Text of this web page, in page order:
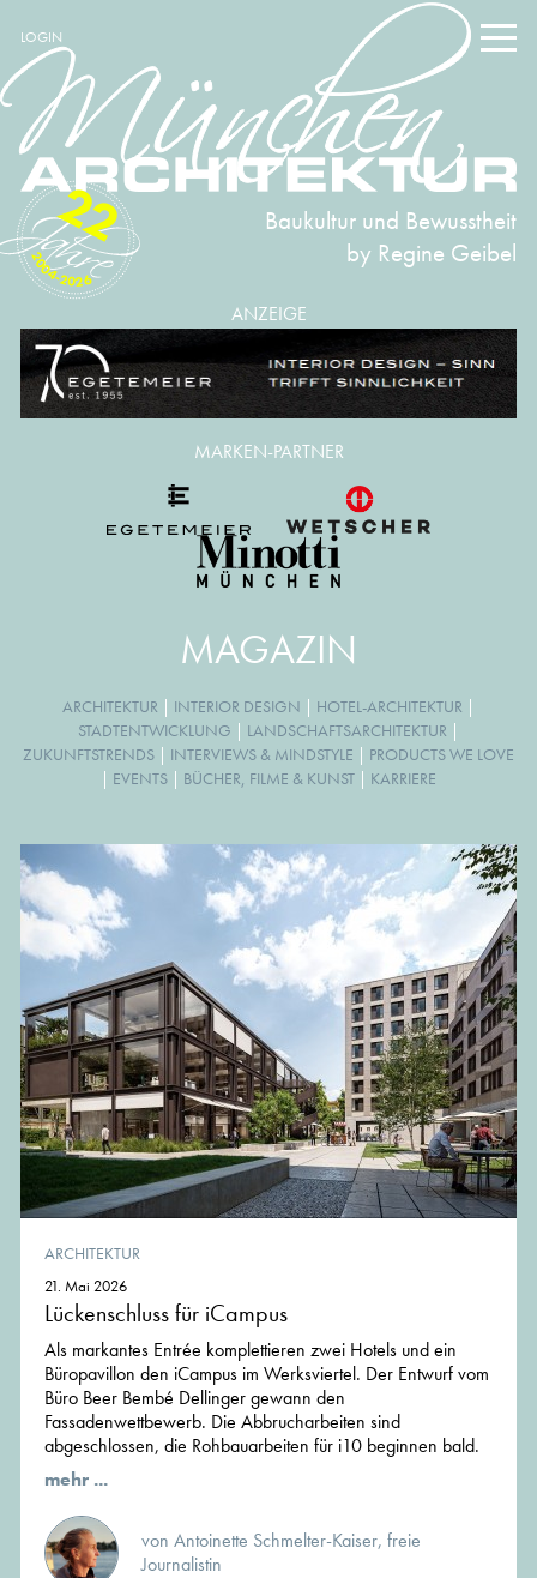
LOGIN
Baukultur und Bewusstheit
by Regine Geibel
2004-2026
22
ANZEIGE
MAGAZIN
ARCHITEKTUR | INTERIOR DESIGN | HOTEL-ARCHITEKTUR |
STADTENTWICKLUNG | LANDSCHAFTSARCHITEKTUR |
ZUKUNFTSTRENDS | INTERVIEWS & MINDSTYLE | PRODUCTS WE LOVE
| EVENTS | BÜCHER, FILME & KUNST | KARRIERE
ARCHITEKTUR
21. Mai 2026
Lückenschluss für iCampus
Als markantes Entrée komplettieren zwei Hotels und ein
Büropavillon den iCampus im Werksviertel. Der Entwurf vom
Büro Beer Bembé Dellinger gewann den
Fassadenwettbewerb. Die Abbrucharbeiten sind
abgeschlossen, die Rohbauarbeiten für i10 beginnen bald.
mehr ...
von Antoinette Schmelter-Kaiser, freie
Journalistin